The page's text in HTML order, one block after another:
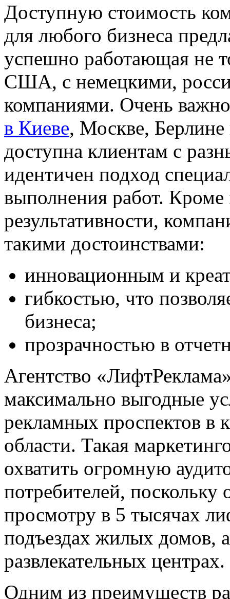
Доступную стоимость
для любого бизнеса
успешно работающая не
США, с немецкими,
компаниями. Очень
в Киеве, Москве, Берлине
доступна клиентам с
идентичен подход
выполнения работ.
результативности,
такими достоинствами:
инновационным и
гибкостью, что
бизнеса;
прозрачностью в
Агентство
максимально выгодные
рекламных проспектов в
области. Такая
охватить огромную
потребителей, поскольку
просмотру в 5 тысячах
подъездах жилых домов,
развлекательных центрах.
Одним из преимуществ